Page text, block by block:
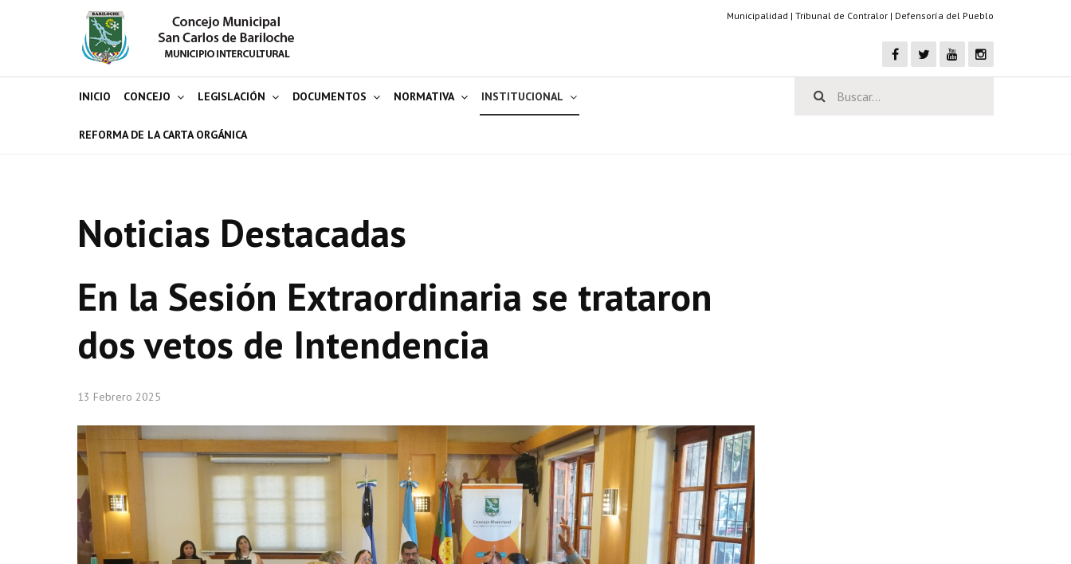
Municipalidad | Tribunal de Contralor | Defensoría del Pueblo
INICIO CONCEJO LEGISLACIÓN DOCUMENTOS NORMATIVA INSTITUCIONAL
REFORMA DE LA CARTA ORGÁNICA
Noticias Destacadas
En la Sesión Extraordinaria se trataron
dos vetos de Intendencia
13 Febrero 2025